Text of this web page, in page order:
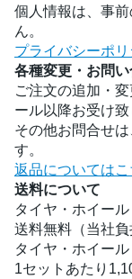
個人情報は、事
ん。
プライバシーポ
各種変更・お問
ご注文の追加・
ール以降お受け致
その他お問合せ
す。
返品についてはこ
送料について
タイヤ・ホイー
送料無料（当社負
タイヤ・ホイー
1セットあたり